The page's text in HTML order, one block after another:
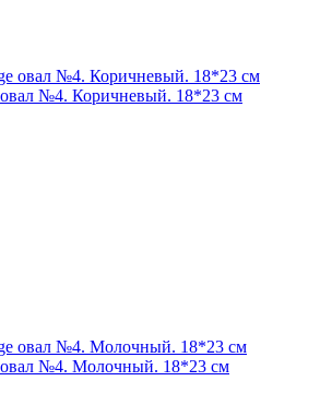
№4. Коричневый. 18*23 см
№4. Молочный. 18*23 см